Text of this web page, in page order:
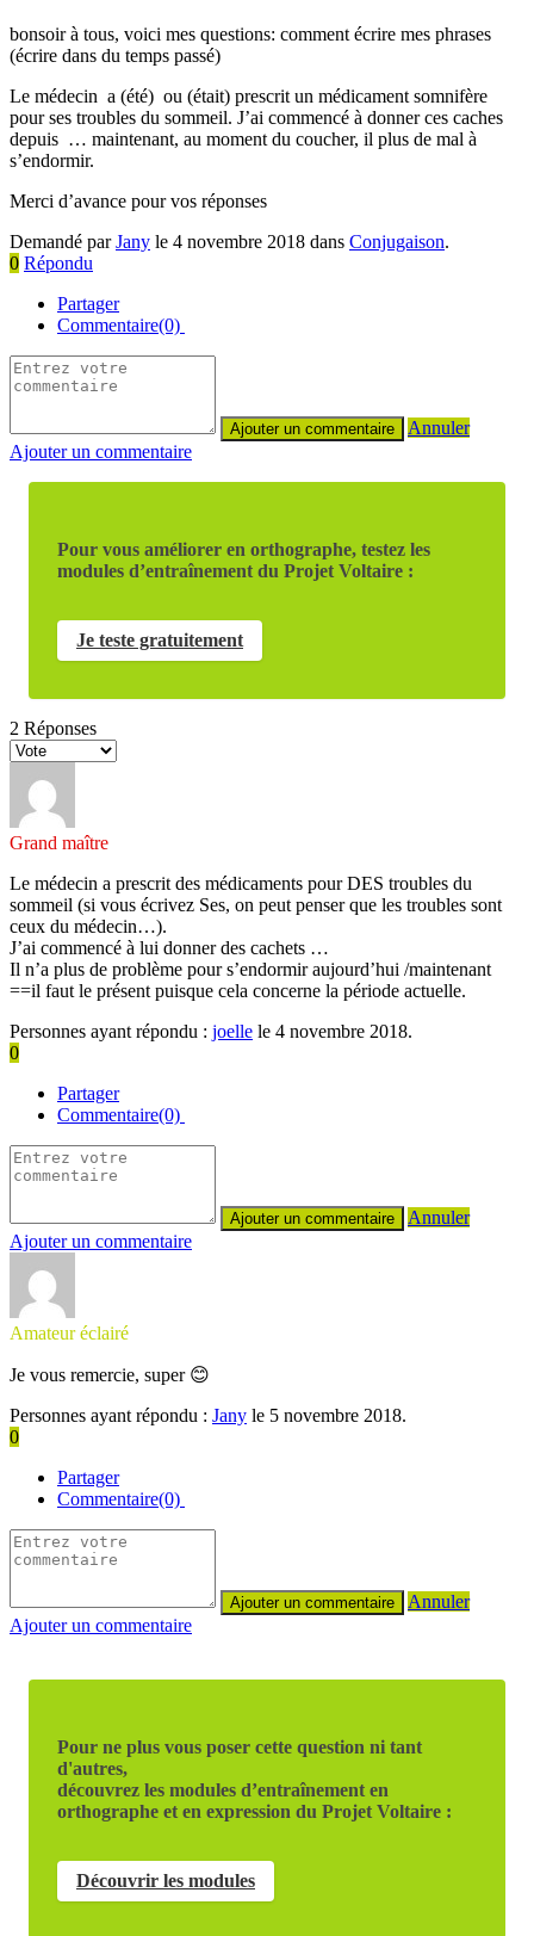
bonsoir à tous, voici mes questions: comment écrire mes phrases
(écrire dans du temps passé)
Le médecin a (été) ou (était) prescrit un médicament somnifère
pour ses troubles du sommeil. J’ai commencé à donner ces caches
depuis … maintenant, au moment du coucher, il plus de mal à
s’endormir.
Merci d’avance pour vos réponses
Demandé parJany le 4 novembre 2018 dans Conjugaison.
0 Répondu
Partager
Commentaire(0)
Annuler
Ajouter un commentaire
Pour vous améliorer en orthographe, testez les
modules d’entraînement du Projet Voltaire :
Je teste gratuitement
2 Réponses
Grand maître
Le médecin a prescrit des médicaments pour DES troubles du
sommeil (si vous écrivez Ses, on peut penser que les troubles sont
ceux du médecin…).
J’ai commencé à lui donner des cachets …
Il n’a plus de problème pour s’endormir aujourd’hui /maintenant
==il faut le présent puisque cela concerne la période actuelle.
Personnes ayant répondu : joelle le 4 novembre 2018.
0
Partager
Commentaire(0)
Annuler
Ajouter un commentaire
Amateur éclairé
Je vous remercie, super 😊
Personnes ayant répondu : Jany le 5 novembre 2018.
0
Partager
Commentaire(0)
Annuler
Ajouter un commentaire
Pour ne plus vous poser cette question ni tant
d'autres,
découvrez les modules d’entraînement en
orthographe et en expression du Projet Voltaire :
Découvrir les modules